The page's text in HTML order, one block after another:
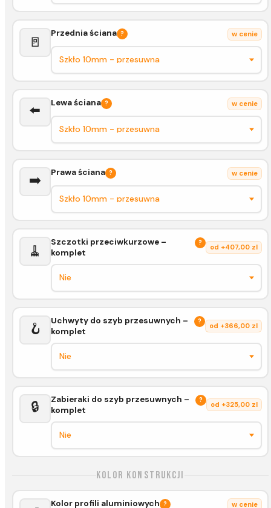
🚪
Przednia ściana ? w cenie
⬅️ Lewa ściana ? w cenie
➡️ Prawa ściana ? w cenie
🧹
Szczotki przeciwkurzowe –
komplet
?
od +407,00 zl
🪝
Uchwyty do szyb przesuwnych –
komplet
?
od +366,00 zl
🔒
Zabieraki do szyb przesuwnych –
komplet
?
od +325,00 zl
Kolor konstrukcji
Kolor profili aluminiowych ? w cenie